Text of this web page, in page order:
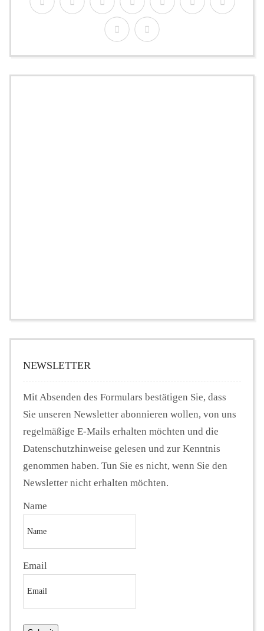
NEWSLETTER
Mit Absenden des Formulars bestätigen Sie, dass
Sie unseren Newsletter abonnieren wollen, von uns
regelmäßige E-Mails erhalten möchten und die
Datenschutzhinweise gelesen und zur Kenntnis
genommen haben. Tun Sie es nicht, wenn Sie den
Newsletter nicht erhalten möchten.
Name
Email